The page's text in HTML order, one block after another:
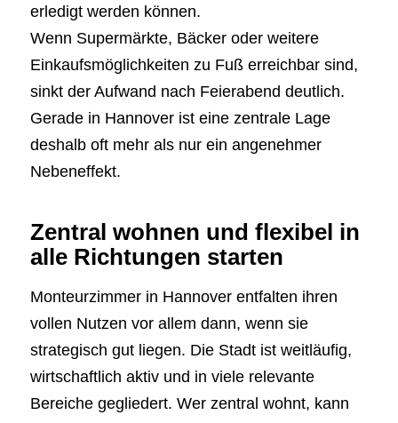
erledigt werden können.
Wenn Supermärkte, Bäcker oder weitere
Einkaufsmöglichkeiten zu Fuß erreichbar sind,
sinkt der Aufwand nach Feierabend deutlich.
Gerade in Hannover ist eine zentrale Lage
deshalb oft mehr als nur ein angenehmer
Nebeneffekt.
Zentral wohnen und flexibel in
alle Richtungen starten
Monteurzimmer in Hannover entfalten ihren
vollen Nutzen vor allem dann, wenn sie
strategisch gut liegen. Die Stadt ist weitläufig,
wirtschaftlich aktiv und in viele relevante
Bereiche gegliedert. Wer zentral wohnt, kann